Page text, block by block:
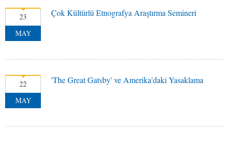
23
MAY
Çok Kültürlü Etnografya Araştırma Semineri
22
MAY
'The Great Gatsby' ve Amerika'daki Yasaklama